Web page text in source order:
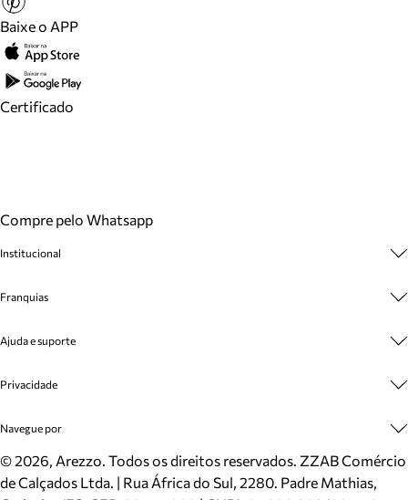
Baixe o APP
Certificado
Compre pelo Whatsapp
Institucional
Cashback
Venda Corporativa
Mapa do Site
Inverno
Mundo Arezzo
Franquias
Plano de Negócio
Ajuda e suporte
Cadastro
Meus Pedidos
Trocas e Devoluções
Cartão Presente
Privacidade
Politica e Privacidade
Navegue por
Sapatos
Bolsas
©2026, Arezzo. Todos os direitos reservados. ZZAB Comércio
de Calçados Ltda. | Rua África do Sul, 2280. Padre Mathias,